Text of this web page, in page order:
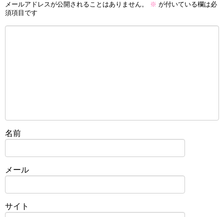
メールアドレスが公開されることはありません。 ※ が付いている欄は必
須項目です
名前
メール
サイト